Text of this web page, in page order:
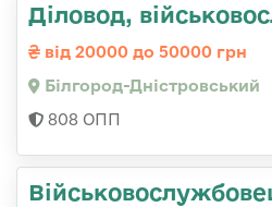
Діловод,
від 20000 до 50000 грн
Білгород-Дністровський
808 ОПП